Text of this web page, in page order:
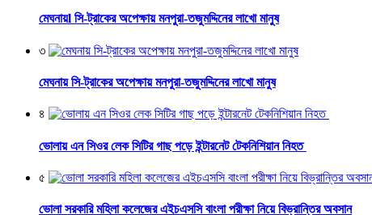
মেঘনায়l সি-ট্রাকের অপেক্ষায় মনপুরা-তজুমদ্দিনের লাখো মানুষ
৩
মেঘনায় সি-ট্রাকের অপেক্ষায় মনপুরা-তজুমদ্দিনের লাখো মানুষ
৪
ভোলায় এন সিওর লেক সিটির গাছ পড়ে ইন্টারনেট টেকনিশিয়ান নিহত
৫
ভোলা সরকারি মহিলা কলেজের এইচএসসি বাংলা পরীক্ষা নিয়ে বিভ্রান্তির অবসান